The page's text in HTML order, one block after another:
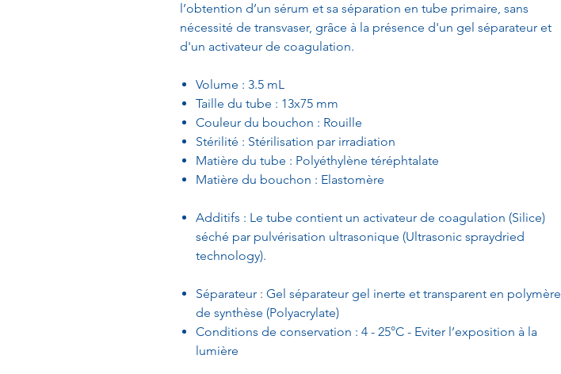
l’obtention d’un sérum et sa séparation en tube primaire, sans
nécessité de transvaser, grâce à la présence d'un gel séparateur et
d'un activateur de coagulation.
Volume : 3.5 mL
Taille du tube : 13x75 mm
Couleur du bouchon : Rouille
Stérilité : Stérilisation par irradiation
Matière du tube : Polyéthylène téréphtalate
Matière du bouchon : Elastomère
Additifs : Le tube contient un activateur de coagulation (Silice)
séché par pulvérisation ultrasonique (Ultrasonic spraydried
technology).
Séparateur : Gel séparateur gel inerte et transparent en polymère
de synthèse (Polyacrylate)
Conditions de conservation : 4 - 25°C - Eviter l’exposition à la
lumière